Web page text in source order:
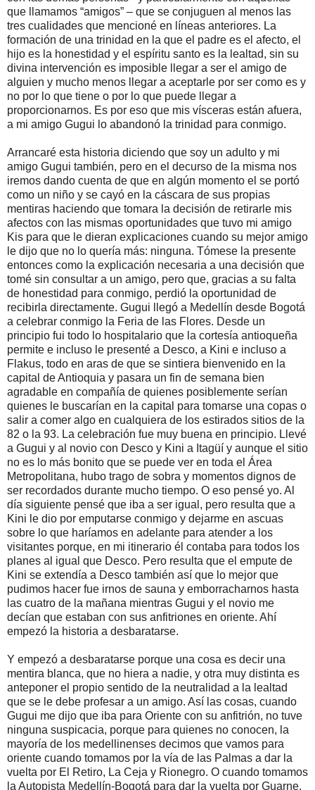
que llamamos “amigos” – que se conjuguen al menos las
tres cualidades que mencioné en líneas anteriores. La
formación de una trinidad en la que el padre es el afecto, el
hijo es la honestidad y el espíritu santo es la lealtad, sin su
divina intervención es imposible llegar a ser el amigo de
alguien y mucho menos llegar a aceptarle por ser como es y
no por lo que tiene o por lo que puede llegar a
proporcionarnos. Es por eso que mis vísceras están afuera,
a mi amigo Gugui lo abandonó la trinidad para conmigo.
Arrancaré esta historia diciendo que soy un adulto y mi
amigo Gugui también, pero en el decurso de la misma nos
iremos dando cuenta de que en algún momento el se portó
como un niño y se cayó en la cáscara de sus propias
mentiras haciendo que tomara la decisión de retirarle mis
afectos con las mismas oportunidades que tuvo mi amigo
Kis para que le dieran explicaciones cuando su mejor amigo
le dijo que no lo quería más: ninguna. Tómese la presente
entonces como la explicación necesaria a una decisión que
tomé sin consultar a un amigo, pero que, gracias a su falta
de honestidad para conmigo, perdió la oportunidad de
recibirla directamente. Gugui llegó a Medellín desde Bogotá
a celebrar conmigo la Feria de las Flores. Desde un
principio fui todo lo hospitalario que la cortesía antioqueña
permite e incluso le presenté a Desco, a Kini e incluso a
Flakus, todo en aras de que se sintiera bienvenido en la
capital de Antioquia y pasara un fin de semana bien
agradable en compañía de quienes posiblemente serían
quienes le buscarían en la capital para tomarse una copas o
salir a comer algo en cualquiera de los estirados sitios de la
82 o la 93. La celebración fue muy buena en principio. Llevé
a Gugui y al novio con Desco y Kini a Itagüí y aunque el sitio
no es lo más bonito que se puede ver en toda el Área
Metropolitana, hubo trago de sobra y momentos dignos de
ser recordados durante mucho tiempo. O eso pensé yo. Al
día siguiente pensé que iba a ser igual, pero resulta que a
Kini le dio por emputarse conmigo y dejarme en ascuas
sobre lo que haríamos en adelante para atender a los
visitantes porque, en mi itinerario él contaba para todos los
planes al igual que Desco. Pero resulta que el empute de
Kini se extendía a Desco también así que lo mejor que
pudimos hacer fue irnos de sauna y emborracharnos hasta
las cuatro de la mañana mientras Gugui y el novio me
decían que estaban con sus anfitriones en oriente. Ahí
empezó la historia a desbaratarse.
Y empezó a desbaratarse porque una cosa es decir una
mentira blanca, que no hiera a nadie, y otra muy distinta es
anteponer el propio sentido de la neutralidad a la lealtad
que se le debe profesar a un amigo. Así las cosas, cuando
Gugui me dijo que iba para Oriente con su anfitrión, no tuve
ninguna suspicacia, porque para quienes no conocen, la
mayoría de los medellinenses decimos que vamos para
oriente cuando tomamos por la vía de las Palmas a dar la
vuelta por El Retiro, La Ceja y Rionegro. O cuando tomamos
la Autopista Medellín-Bogotá para dar la vuelta por Guarne,